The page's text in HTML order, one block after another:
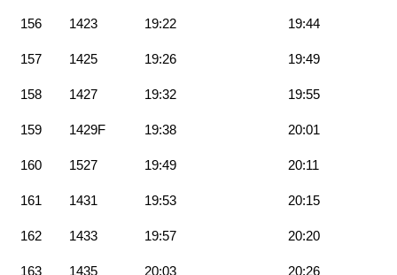
156 1423 19:22 19:44
157 1425 19:26 19:49
158 1427 19:32 19:55
159 1429F 19:38 20:01
160 1527 19:49 20:11
161 1431 19:53 20:15
162 1433 19:57 20:20
163 1435 20:03 20:26